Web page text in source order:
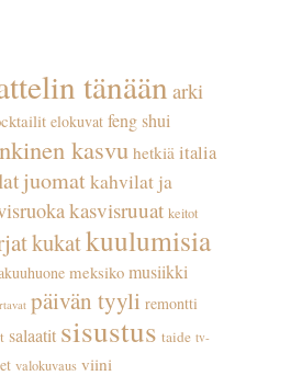
tänään arki
elokuvat feng shui
kasvu hetkiä italia
juomatkahvilat ja
kasvisruuat keitot
kukatkuulumisia
meksiko musiikki
päivän tyyli remontti
salaatit sisustus taide tv-
valokuvaus viini